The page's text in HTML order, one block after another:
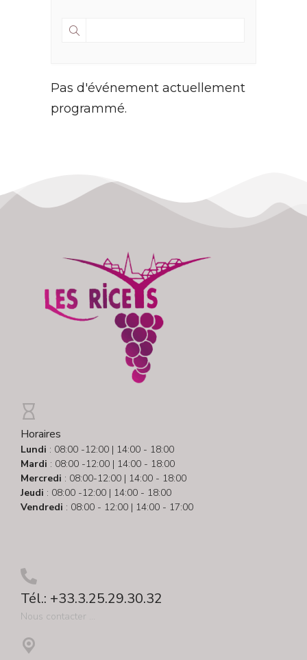
Pas d'événement actuellement
programmé.
Horaires
Lundi : 08:00 -12:00 | 14:00 - 18:00
Mardi : 08:00 -12:00 | 14:00 - 18:00
Mercredi : 08:00-12:00 | 14:00 - 18:00
Jeudi : 08:00 -12:00 | 14:00 - 18:00
Vendredi : 08:00 - 12:00 | 14:00 - 17:00
Tél.: +33.3.25.29.30.32
Nous contacter ...